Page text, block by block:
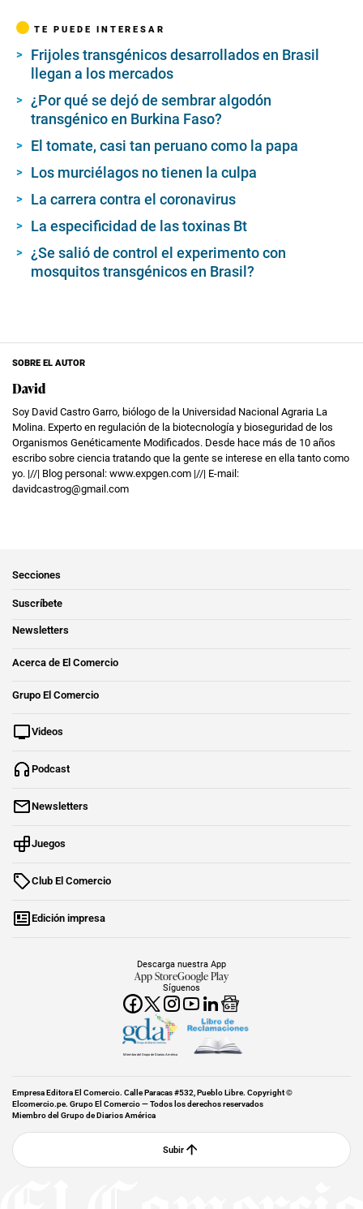
TE PUEDE INTERESAR
Frijoles transgénicos desarrollados en Brasil
llegan a los mercados
¿Por qué se dejó de sembrar algodón
transgénico en Burkina Faso?
El tomate, casi tan peruano como la papa
Los murciélagos no tienen la culpa
La carrera contra el coronavirus
La especificidad de las toxinas Bt
¿Se salió de control el experimento con
mosquitos transgénicos en Brasil?
SOBRE EL AUTOR
David
Soy David Castro Garro, biólogo de la Universidad Nacional Agraria La
Molina. Experto en regulación de la biotecnología y bioseguridad de los
Organismos Genéticamente Modificados. Desde hace más de 10 años
escribo sobre ciencia tratando que la gente se interese en ella tanto como
yo. |//| Blog personal: www.expgen.com |//| E-mail:
davidcastrog@gmail.com
Secciones
Suscríbete
Newsletters
Acerca de El Comercio
Grupo El Comercio
Videos
Podcast
Newsletters
Juegos
Club El Comercio
Edición impresa
Síguenos
Descarga nuestra App
App StoreGoogle Play
Miembro del Grupo de Diarios América
Empresa Editora El Comercio. Calle Paracas #532, Pueblo Libre. Copyright ©
Elcomercio.pe. Grupo El Comercio — Todos los derechos reservados
Miembro del Grupo de Diarios América
Subir